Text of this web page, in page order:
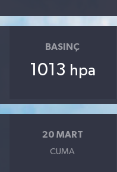
BASINÇ
1013 hpa
20 MART
CUMA